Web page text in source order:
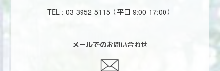
TEL : 03-3952-5115（平日 9:00-17:00）
メールでのお問い合わせ